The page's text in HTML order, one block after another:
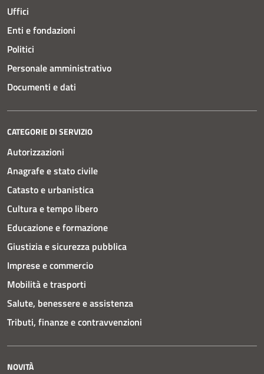
Uffici
Enti e fondazioni
Politici
Personale amministrativo
Documenti e dati
CATEGORIE DI SERVIZIO
Autorizzazioni
Anagrafe e stato civile
Catasto e urbanistica
Cultura e tempo libero
Educazione e formazione
Giustizia e sicurezza pubblica
Imprese e commercio
Mobilità e trasporti
Salute, benessere e assistenza
Tributi, finanze e contravvenzioni
NOVITÀ